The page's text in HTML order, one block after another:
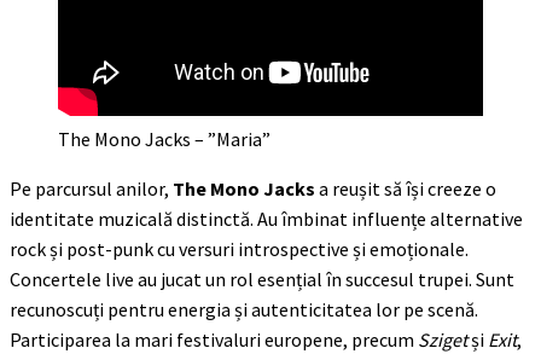
The Mono Jacks – ”Maria”
Pe parcursul anilor, The Mono Jacks a reușit să își creeze o
identitate muzicală distinctă. Au îmbinat influențe alternative
rock și post-punk cu versuri introspective și emoționale.
Concertele live au jucat un rol esențial în succesul trupei. Sunt
recunoscuți pentru energia și autenticitatea lor pe scenă.
Participarea la mari festivaluri europene, precum Szigetși Exit,